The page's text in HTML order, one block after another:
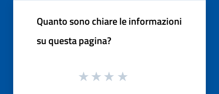
Quanto sono chiare le informazioni
su questa pagina?